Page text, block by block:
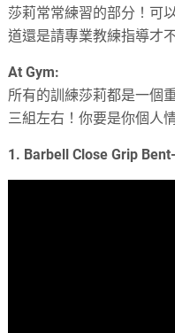
莎莉常常練習的部分！可
道還是請專業教練指導才
At Gym:
所有的訓練莎莉都是一個
三組左右！你要是你個人
1. Barbell Close Grip